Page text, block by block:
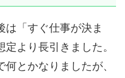
は「すぐ仕事が決ま
より長引きました。
とかなりましたが、